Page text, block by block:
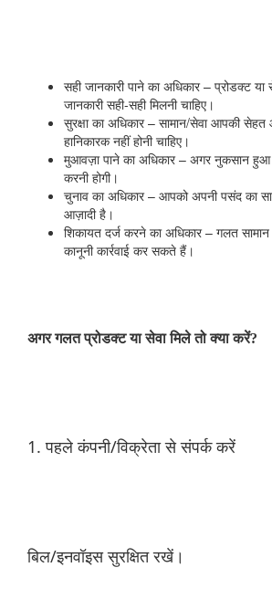
सही जानकारी पाने का अधिकार – प्रोडक्ट या
जानकारी सही-सही मिलनी चाहिए।
सुरक्षा का अधिकार – सामान/सेवा आपकी
हानिकारक नहीं होनी चाहिए।
मुआवज़ा पाने का अधिकार – अगर नुकसान हुआ
करनी होगी।
चुनाव का अधिकार – आपको अपनी पसंद का
आज़ादी है।
शिकायत दर्ज करने का अधिकार – गलत
कानूनी कार्रवाई कर सकते हैं।
अगर गलत प्रोडक्ट या सेवा मिले तो क्या करें?
1. पहले कंपनी/विक्रेता से संपर्क करें
बिल/इनवॉइस सुरक्षित रखें।